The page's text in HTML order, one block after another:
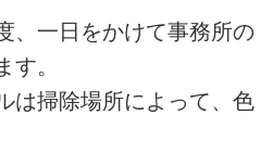
、一日をかけて事務所の
す。
は掃除場所によって、色